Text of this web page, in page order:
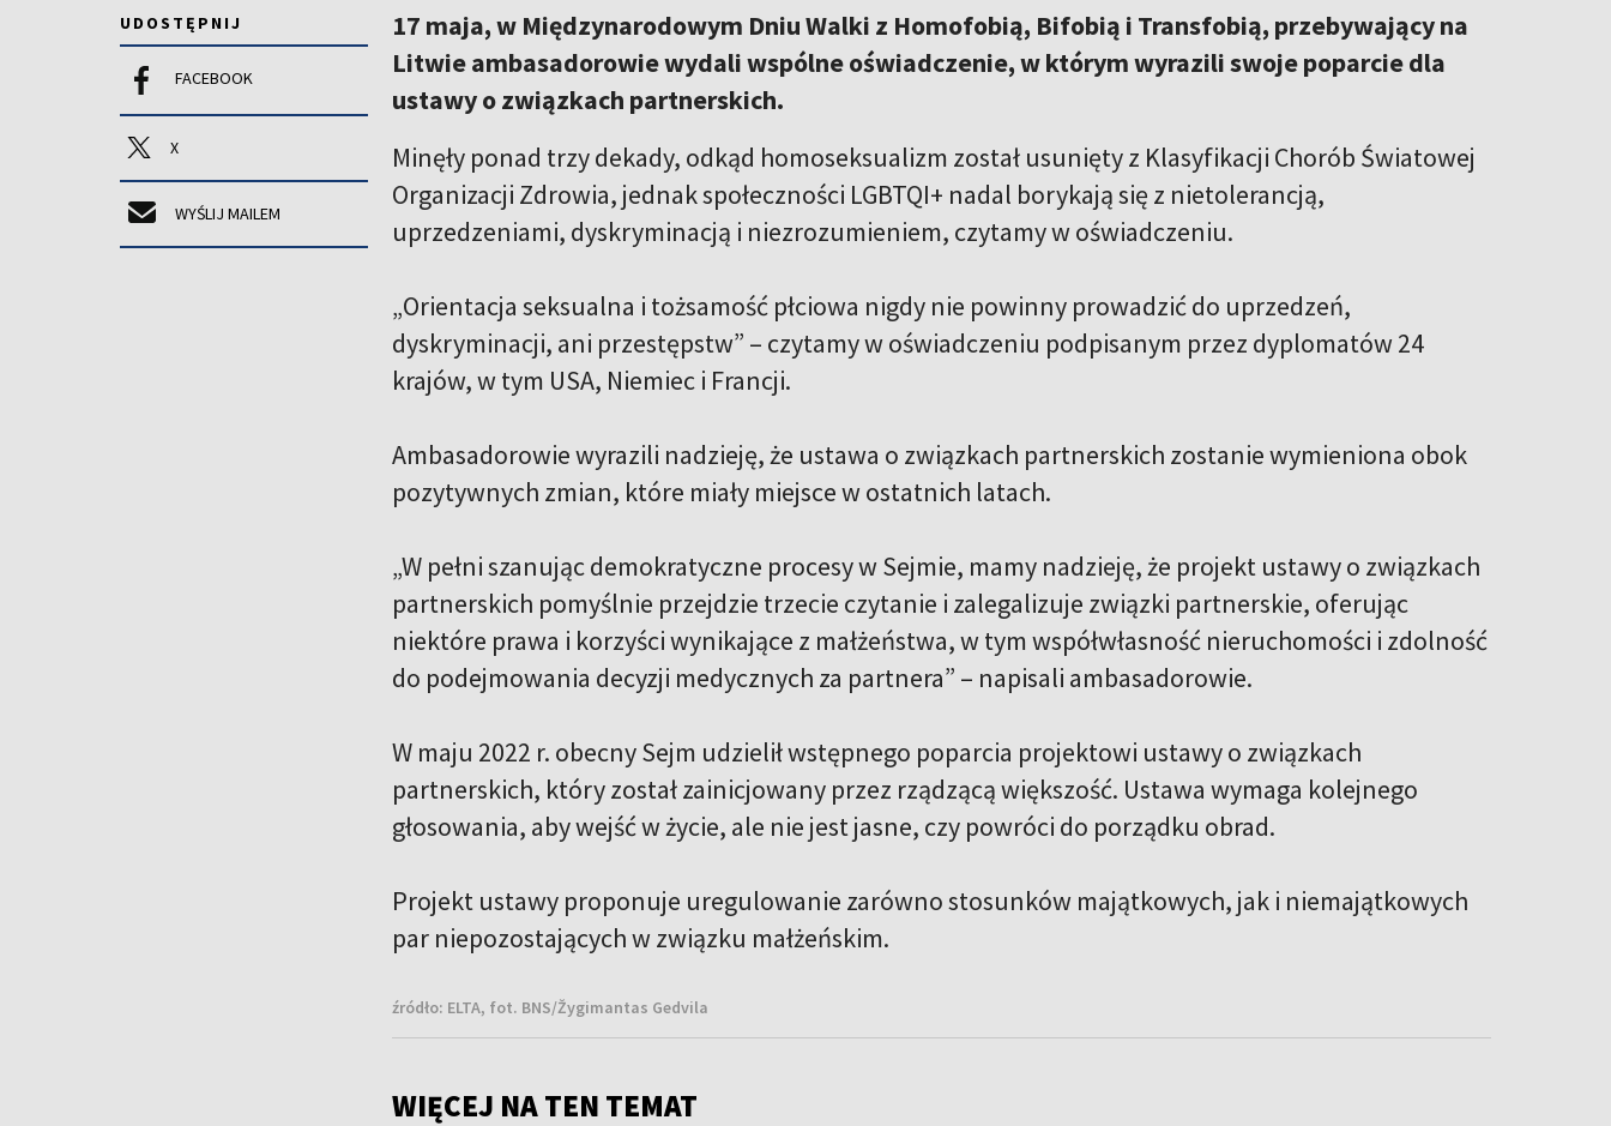
UDOSTĘPNIJ
FACEBOOK
X
WYŚLIJ MAILEM
17 maja, w Międzynarodowym Dniu Walki z Homofobią, Bifobią i Transfobią, przebywający na
Litwie ambasadorowie wydali wspólne oświadczenie, w którym wyrazili swoje poparcie dla
ustawy o związkach partnerskich.
Minęły ponad trzy dekady, odkąd homoseksualizm został usunięty z Klasyfikacji Chorób Światowej
Organizacji Zdrowia, jednak społeczności LGBTQI+ nadal borykają się z nietolerancją,
uprzedzeniami, dyskryminacją i niezrozumieniem, czytamy w oświadczeniu.
„Orientacja seksualna i tożsamość płciowa nigdy nie powinny prowadzić do uprzedzeń,
dyskryminacji, ani przestępstw” – czytamy w oświadczeniu podpisanym przez dyplomatów 24
krajów, w tym USA, Niemiec i Francji.
Ambasadorowie wyrazili nadzieję, że ustawa o związkach partnerskich zostanie wymieniona obok
pozytywnych zmian, które miały miejsce w ostatnich latach.
„W pełni szanując demokratyczne procesy w Sejmie, mamy nadzieję, że projekt ustawy o związkach
partnerskich pomyślnie przejdzie trzecie czytanie i zalegalizuje związki partnerskie, oferując
niektóre prawa i korzyści wynikające z małżeństwa, w tym współwłasność nieruchomości i zdolność
do podejmowania decyzji medycznych za partnera” – napisali ambasadorowie.
W maju 2022 r. obecny Sejm udzielił wstępnego poparcia projektowi ustawy o związkach
partnerskich, który został zainicjowany przez rządzącą większość. Ustawa wymaga kolejnego
głosowania, aby wejść w życie, ale nie jest jasne, czy powróci do porządku obrad.
Projekt ustawy proponuje uregulowanie zarówno stosunków majątkowych, jak i niemajątkowych
par niepozostających w związku małżeńskim.
źródło: ELTA, fot. BNS/Žygimantas Gedvila
WIĘCEJ NA TEN TEMAT